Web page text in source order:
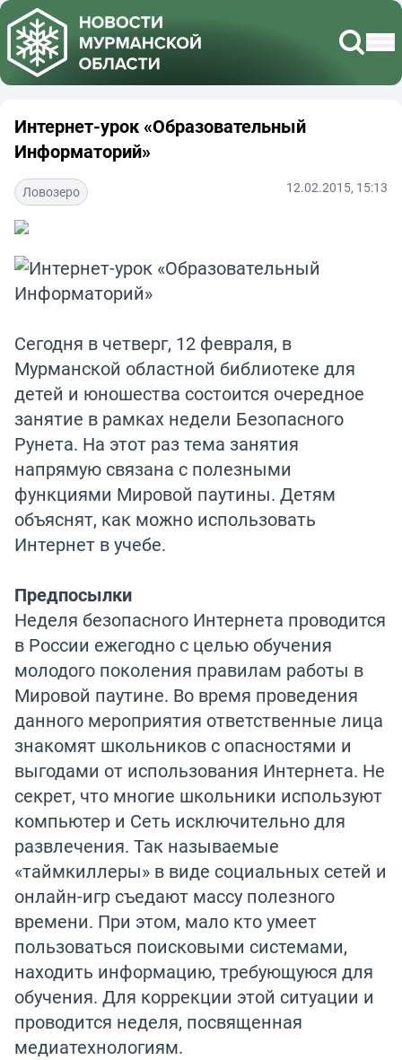
Интернет-урок «Образовательный
Информаторий»
Ловозеро 12.02.2015, 15:13
Сегодня в четверг, 12 февраля, в
Мурманской областной библиотеке для
детей и юношества состоится очередное
занятие в рамках недели Безопасного
Рунета. На этот раз тема занятия
напрямую связана с полезными
функциями Мировой паутины. Детям
объяснят, как можно использовать
Интернет в учебе.
Предпосылки
Неделя безопасного Интернета проводится
в России ежегодно с целью обучения
молодого поколения правилам работы в
Мировой паутине. Во время проведения
данного мероприятия ответственные лица
знакомят школьников с опасностями и
выгодами от использования Интернета. Не
секрет, что многие школьники используют
компьютер и Сеть исключительно для
развлечения. Так называемые
«таймкиллеры» в виде социальных сетей и
онлайн-игр съедают массу полезного
времени. При этом, мало кто умеет
пользоваться поисковыми системами,
находить информацию, требующуюся для
обучения. Для коррекции этой ситуации и
проводится неделя, посвященная
медиатехнологиям.